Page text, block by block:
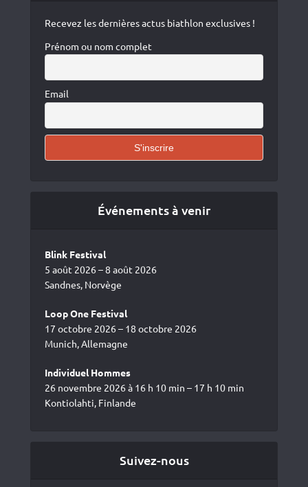
Recevez les dernières actus biathlon exclusives !
Prénom ou nom complet
Email
Événements à venir
Blink Festival
5 août 2026 – 8 août 2026
Sandnes, Norvège
Loop One Festival
17 octobre 2026 – 18 octobre 2026
Munich, Allemagne
Individuel Hommes
26 novembre 2026 à 16 h 10 min – 17 h 10 min
Kontiolahti, Finlande
Suivez-nous